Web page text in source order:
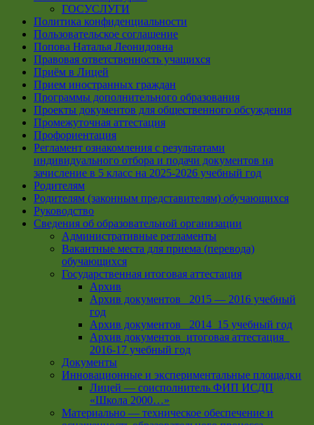
ГОСУСЛУГИ
Политика конфиденциальности
Пользовательское соглашение
Попова Наталья Леонидовна
Правовая ответственность учащихся
Приём в Лицей
Прием иностранных граждан
Программы дополнительного образования
Проекты документов для общественного обсуждения
Промежуточная аттестация
Профориентация
Регламент ознакомления с результатами
индивидуального отбора и подачи документов на
зачисление в 5 класс на 2025-2026 учебный год
Родителям
Родителям (законным представителям) обучающихся
Руководство
Сведения об образовательной организации
Административные регламенты
Вакантные места для приема (перевода)
обучающихся
Государственная итоговая аттестация
Архив
Архив документов _2015 — 2016 учебный
год
Архив документов_ 2014_15 учебный год
Архив документов_итоговая аттестация_
2016-17 учебный год
Документы
Инновационные и экспериментальные площадки
Лицей — соисполнитель ФИП ИСДП
«Школа 2000…»
Материально — техническое обеспечение и